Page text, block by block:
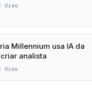
dias
Millennium usa IA da
analista
dias